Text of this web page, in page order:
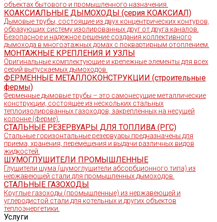
объектах бытового и промышленного назначения.
КОАКСИАЛЬНЫЕ ДЫМОХОДЫ (серия КОАКСИАЛ)
Дымовые трубы, состоящие из двух концентрических контуров,
образующих систему изолированных друг от друга каналов.
Безопасное и надежное решение создания коллективного
дымохода в многоэтажных домах с поквартирным отоплением.
МОНТАЖНЫЕ КРЕПЛЕНИЯ И УЗЛЫ
Оригинальные комплектующие и крепежные элементы для всех
серий выпускаемых дымоходов.
ФЕРМЕННЫЕ МЕТАЛЛОКОНСТРУКЦИИ (строительные
фермы)
Ферменные дымовые трубы – это самонесущие металлические
конструкции, состоящее из нескольких стальных
теплоизолированных газоходов, закреплённых на несущей
колонне (ферме).
СТАЛЬНЫЕ РЕЗЕРВУАРЫ ДЛЯ ТОПЛИВА (РГС)
Стальные горизонтальные резервуары предназначены для
приема, хранения, перемещения и выдачи различных видов
жидкостей.
ШУМОГЛУШИТЕЛИ ПРОМЫШЛЕННЫЕ
Глушители шума (шумоглушители абсорбционного типа) из
нержавеющей стали для промышленных дымоходов.
СТАЛЬНЫЕ ГАЗОХОДЫ
Круглые газоходы (промышленные) из нержавеющей и
углеродистой стали для котельных и других объектов
теплоэнергетики.
Услуги